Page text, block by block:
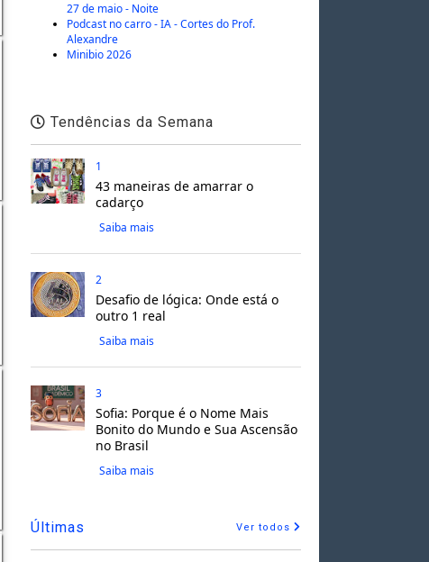
27 de maio - Noite
Podcast no carro - IA - Cortes do Prof.
Alexandre
Minibio 2026
Tendências da Semana
1
43 maneiras de amarrar o
cadarço
Saiba mais
2
Desafio de lógica: Onde está o
outro 1 real
Saiba mais
3
Sofia: Porque é o Nome Mais
Bonito do Mundo e Sua Ascensão
no Brasil
Saiba mais
Últimas Ver todos